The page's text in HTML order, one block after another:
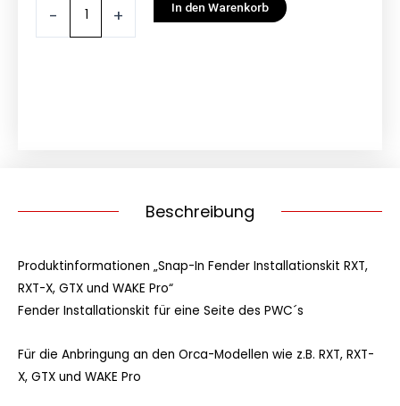
- + In den Warenkorb
Beschreibung
Produktinformationen „Snap-In Fender Installationskit RXT,
RXT-X, GTX und WAKE Pro“
Fender Installationskit für eine Seite des PWC´s
Für die Anbringung an den Orca-Modellen wie z.B. RXT, RXT-
X, GTX und WAKE Pro